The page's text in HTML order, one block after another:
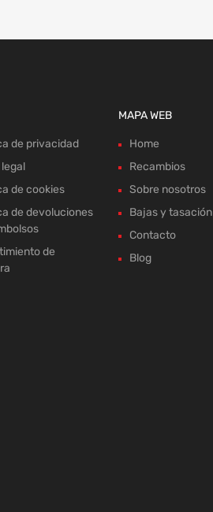
de privacidad
de cookies
de devoluciones
de
MAPA WEB
Home
Recambios
Sobre nosotros
Bajas y tasación
Contacto
Blog